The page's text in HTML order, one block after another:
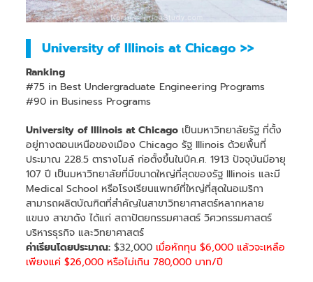
University of Illinois at Chicago >>
Ranking
#75 in Best Undergraduate Engineering Programs
#90 in Business Programs
University of Illinois at Chicago เป็นมหาวิทยาลัยรัฐ ที่ตั้ง
อยู่ทางตอนเหนือของเมือง Chicago รัฐ Illinois ด้วยพื้นที่
ประมาณ 228.5 ตารางไมล์ ก่อตั้งขึ้นในปีค.ศ. 1913 ปัจจุบันมีอายุ
107 ปี เป็นมหาวิทยาลัยที่มีขนาดใหญ่ที่สุดของรัฐ Illinois และมี
Medical School หรือโรงเรียนแพทย์ที่ใหญ่ที่สุดในอเมริกา
สามารถผลิตบัณฑิตที่สำคัญในสาขาวิทยาศาสตร์หลากหลาย
แขนง สาขาดัง ได้แก่ สถาปัตยกรรมศาสตร์ วิศวกรรมศาสตร์
บริหารธุรกิจ และวิทยาศาสตร์
ค่าเรียนโดยประมาณ: $32,000เมื่อหักทุน $6,000 แล้วจะเหลือ
เพียงแค่ $26,000 หรือไม่เกิน 780,000 บาท/ปี